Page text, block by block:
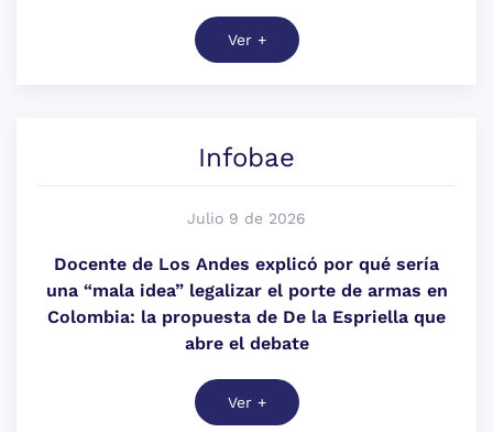
Ver +
Infobae
Julio 9 de 2026
Docente de Los Andes explicó por qué sería
una “mala idea” legalizar el porte de armas en
Colombia: la propuesta de De la Espriella que
abre el debate
Ver +